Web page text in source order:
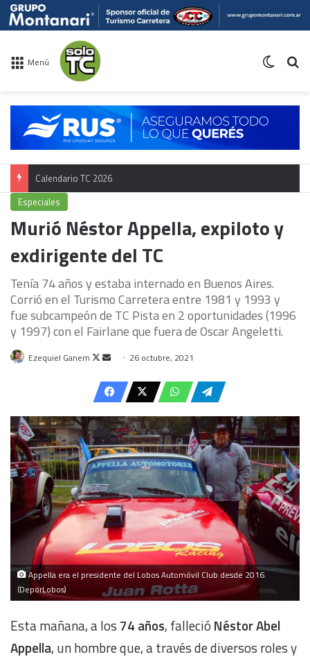
Menú
Calendario TC 2026
Especiales
Murió Néstor Appella, expiloto y
exdirigente del TC
Tenía 74 años y estaba internado en Buenos Aires.
Corrió en el Turismo Carretera entre 1981 y 1993 y
fue subcampeón de TC Pista en 2 oportunidades (1996
y 1997) con el Fairlane que fuera de Oscar Angeletti.
Ezequiel Ganem
Follow
X
Send
email
26 octubre, 2021
Appella era el presidente del Lobos Automóvil Club desde 2016.
(DeporLobos)
Esta mañana, a los 74 años, falleció Néstor Abel
Appella, un hombre que, a través de diversos roles y